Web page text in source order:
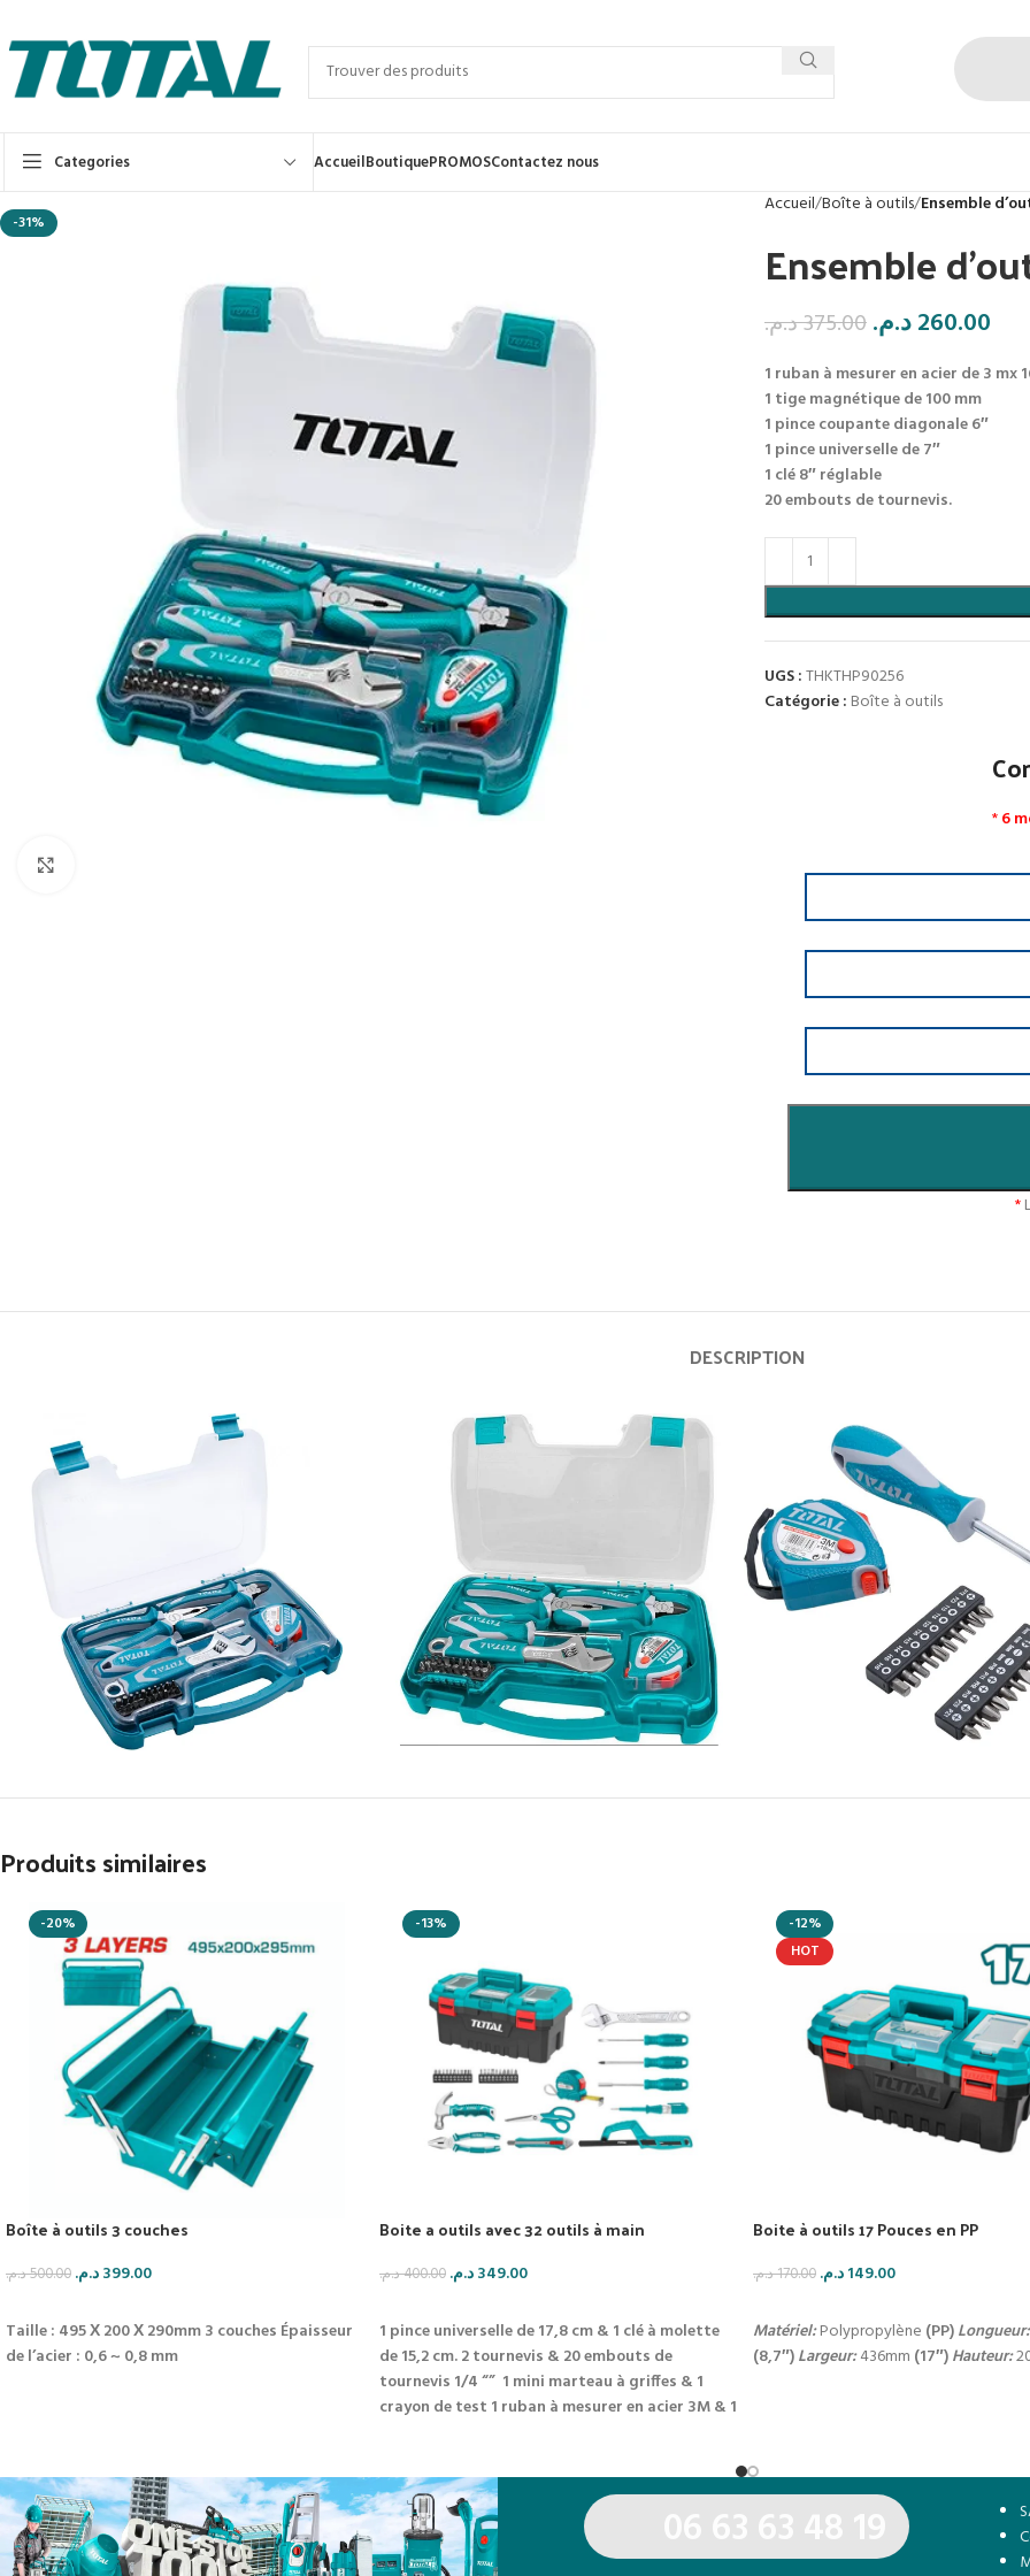
Categories AccueilBoutiquePROMOSContactez nous
-31%
Accueil Boîte à outils Ensemble
Ensemble
375.00د.م. 260.00د.م.
1 ruban à mesurer en acier de 3 mx
1 tige magnétique de 100 mm
1 pince coupante diagonale 6″
1 pince universelle de 7″
1 clé 8″ réglable
20 embouts de tournevis.
UGS :THKTHP90256
Catégorie : Boîte à outils
*6
*
DESCRIPTION
Produits similaires
-20%
Boîte à outils 3 couches
500.00د.م. 399.00د.م.
Taille : 495 Χ 200 Χ 290mm3 couches Épaisseur
de l’acier : 0,6 ~ 0,8 mm
-13%
Boite a outils avec 32 outils à main
400.00د.م. 349.00د.م.
1 pince universelle de 17,8 cm & 1 clé à molette
de 15,2 cm.2 tournevis & 20 embouts de
tournevis 1/4 “” 1 mini marteau à griffes & 1
crayon de test 1 ruban à mesurer en acier 3M & 1
métaux
-12%
HOT
Boite à outils 17 Pouces en PP
170.00د.م. 149.00د.م.
Matériel:Polypropylène (PP)Longueur:
(8,7″)Largeur:436mm (17″)Hauteur: